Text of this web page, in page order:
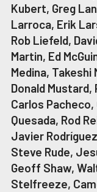
Kubert, Greg
Larroca, Erik
Rob Liefeld,
Martin, Ed
Medina, Takeshi
Donald Mustard,
Carlos
Quesada, Rod
Javier
Steve Rude,
Geoff Shaw,
Stelfreeze,